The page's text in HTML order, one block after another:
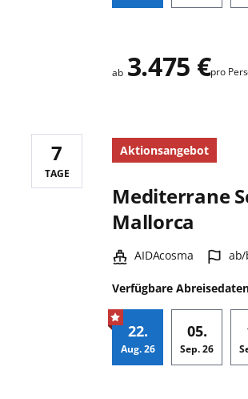
ab 3.475 €pro
Aktionsangebot
Mediterrane
Mallorca
Schiff:
AIDAcosma
Verfügbare
22.
Aug. 26
05.
Sep.26
Reisedauer:
7
TAGE